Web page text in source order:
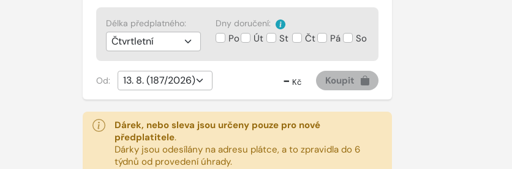
Délka předplatného: Dny doručení:
Po Út St Čt Pá So
Od: - Kč Koupit
Dárek, nebo sleva jsou určeny pouze pro nové
předplatitele.
Dárky jsou odesílány na adresu plátce, a to zpravidla do 6
týdnů od provedení úhrady.